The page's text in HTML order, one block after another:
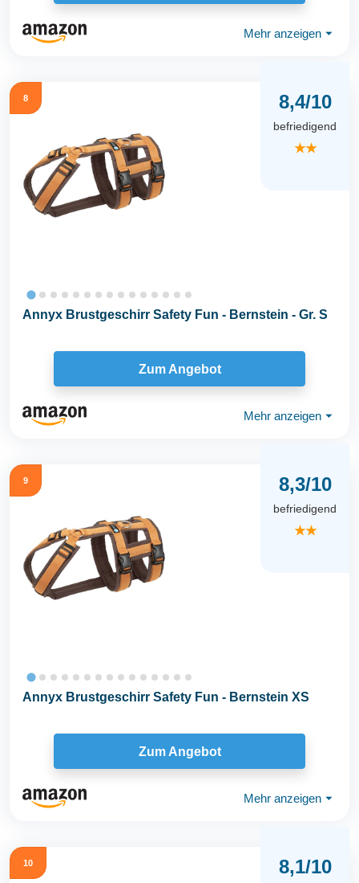
Mehr anzeigen ⏷
8 8,4/10
befriedigend
★★
Annyx Brustgeschirr Safety Fun - Bernstein - Gr. S
Zum Angebot
Mehr anzeigen ⏷
9 8,3/10
befriedigend
★★
Annyx Brustgeschirr Safety Fun - Bernstein XS
Zum Angebot
Mehr anzeigen ⏷
10 8,1/10